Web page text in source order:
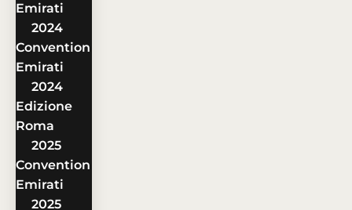
Emirati
2024
Convention
Emirati
2024
Edizione
Roma
2025
Convention
Emirati
2025